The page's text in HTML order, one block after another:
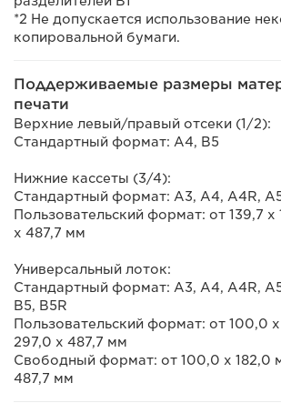
*2 Не допускается использование
копировальной бумаги.
Поддерживаемые размеры
печати
Верхние левый/правый отсеки (1/2):
Стандартный формат: A4, B5
Нижние кассеты (3/4):
Стандартный формат: A3, A4, A4R,
Пользовательский формат: от 139,7
x 487,7 мм
Универсальный лоток:
Стандартный формат: A3, A4, A4R,
B5, B5R
Пользовательский формат: от 100,0
297,0 x 487,7 мм
Свободный формат: от 100,0 x 182,0
487,7 мм